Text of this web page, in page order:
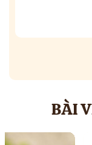
BÀI